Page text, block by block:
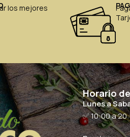
los mejores
Horario
Lunes a
✅ 10:00 a